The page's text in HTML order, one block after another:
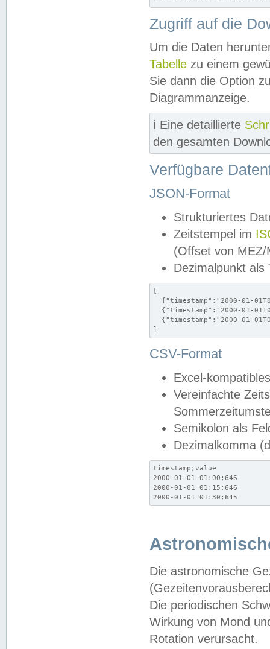
Zugriff auf die
Um die Daten
Tabelle zu einem
Sie dann die Option
Diagrammanzeige.
ℹ️ Eine detaillierte
den gesamten
Verfügbare
JSON-Format
Strukturiertes
Zeitstempel im
(Offset von MEZ/
Dezimalpunkt als
[
{"timestamp":"2000-01-
{"timestamp":"2000-01-
{"timestamp":"2000-01-
]
CSV-Format
Excel-
Vereinfachte
Semikolon als
Dezimalkomma
timestamp;value
2000-01-01 01:00;646
2000-01-01 01:15;646
2000-01-01 01:30;645
Die astronomische
Die periodischen
Wirkung von Mond
Rotation verursacht.